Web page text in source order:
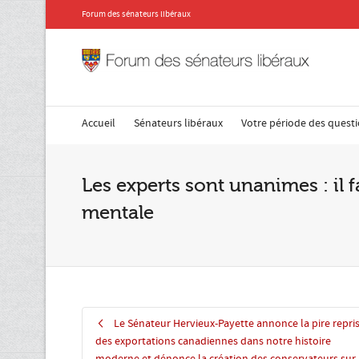
Forum des sénateurs libéraux
Accueil Sénateurs libéraux Votre période des
Les experts sont unanimes : il
mentale
Le Sénateur Hervieux-Payette annonce la pire
des exportations canadiennes dans notre histoire